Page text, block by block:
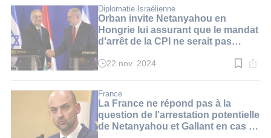
:
2
min.
Diplomatie Israélienne
Orban invite Netanyahou en
Hongrie lui assurant que le mandat
d'arrêt de la CPI ne serait pas
Temps
:
2
min.
22 nov. 2024
France
La France ne répond pas à la
question de l'arrestation potentielle
de Netanyahou et Gallant en cas de